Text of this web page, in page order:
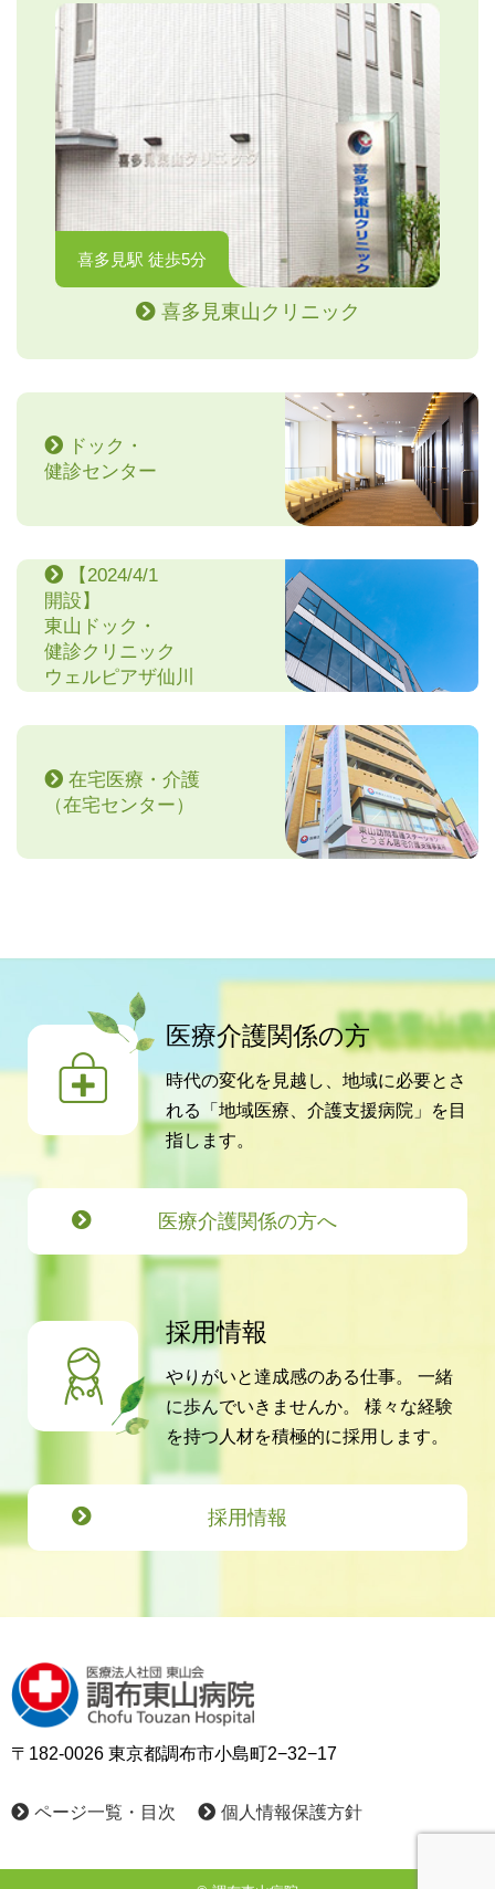
喜多見駅 徒歩5分
喜多見東山クリニック
ドック・
健診センター
【2024/4/1
開設】
東山ドック・
健診クリニック
ウェルピアザ仙川
在宅医療・介護
（在宅センター）
医療介護関係の方
時代の変化を見越し、地域に必要とさ
れる「地域医療、介護支援病院」を目
指します。
医療介護関係の方へ
採用情報
やりがいと達成感のある仕事。
一緒
に歩んでいきませんか。
様々な経験
を持つ人材を積極的に採用します。
採用情報
〒182-0026 東京都調布市小島町2−32−17
ページ一覧・目次 個人情報保護方針